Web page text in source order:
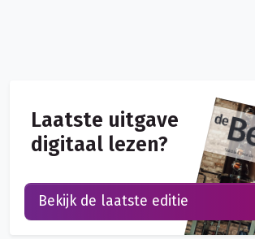
Laatste uitgave
digitaal lezen?
Bekijk de laatste editie